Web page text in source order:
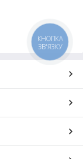
КНОПКА
ЗВ'ЯЗКУ